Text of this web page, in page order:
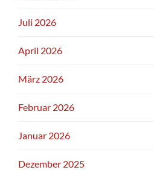
Juli 2026
April 2026
März 2026
Februar 2026
Januar 2026
Dezember 2025